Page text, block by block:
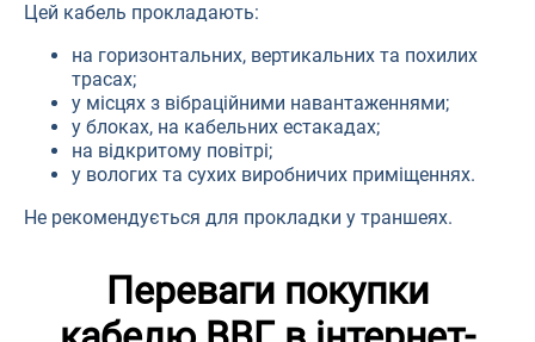
Цей кабель прокладають:
на горизонтальних, вертикальних та похилих
трасах;
у місцях з вібраційними навантаженнями;
у блоках, на кабельних естакадах;
на відкритому повітрі;
у вологих та сухих виробничих приміщеннях.
Не рекомендується для прокладки у траншеях.
Переваги покупки